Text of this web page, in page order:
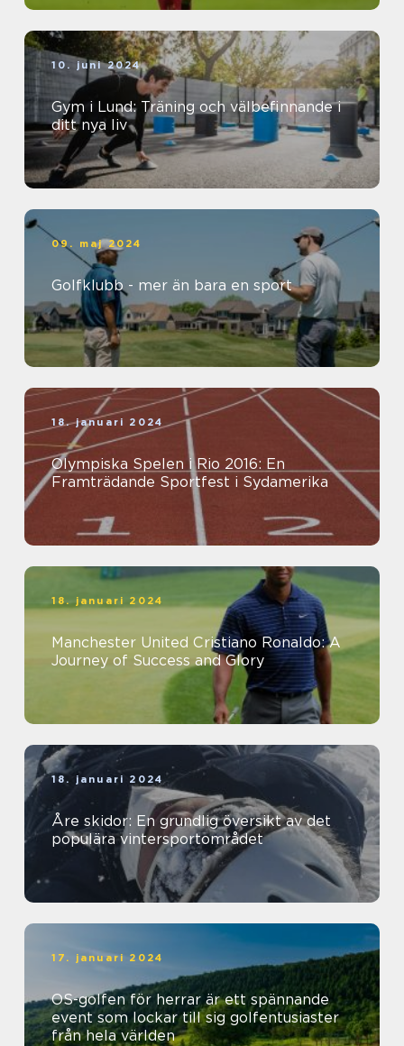
10. juni 2024
Gym i Lund: Träning och välbefinnande i
ditt nya liv
09. maj 2024
Golfklubb - mer än bara en sport
18. januari 2024
Olympiska Spelen i Rio 2016: En
Framträdande Sportfest i Sydamerika
18. januari 2024
Manchester United Cristiano Ronaldo: A
Journey of Success and Glory
18. januari 2024
Åre skidor: En grundlig översikt av det
populära vintersportområdet
17. januari 2024
OS-golfen för herrar är ett spännande
event som lockar till sig golfentusiaster
från hela världen